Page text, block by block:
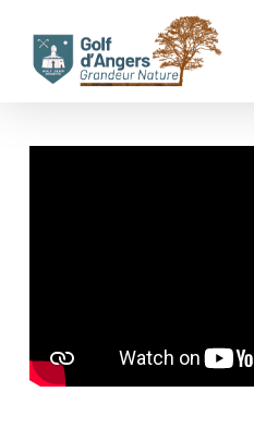
main
content